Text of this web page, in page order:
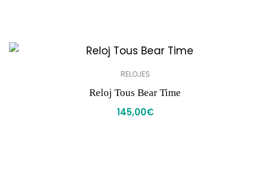
RELOJES
Reloj Tous Bear Time
145,00€